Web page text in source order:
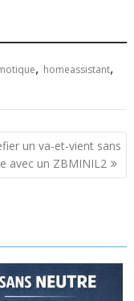
, homeassistant,
un va-et-vient sans
avec un ZBMINIL2